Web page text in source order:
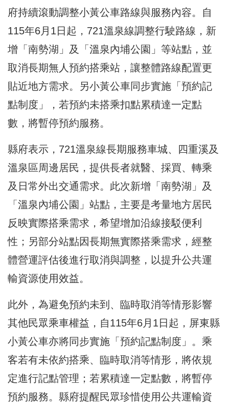
府持續滾動調整小黃公車路線與服務內容。自
115年6月1日起，721溫泉線調整行駛路線，新
增「南勢湖」及「溫泉內埔公園」等站點，並
取消長期無人預約搭乘站，讓整體路線配置更
貼近地方需求。另小黃公車同步實施「預約記
點制度」，若預約未搭乘扣點累積達一定點
數，將暫停預約服務。
縣府表示，721溫泉線長期服務車城、四重溪及
溫泉區周邊居民，提供長者就醫、採買、轉乘
及日常外出交通需求。此次新增「南勢湖」及
「溫泉內埔公園」站點，主要是考量地方居民
反映實際搭乘需求，希望增加沿線接駁便利
性；另部分站點因長期無實際搭乘需求，經整
體營運評估後進行取消與調整，以提升公共運
輸資源使用效益。
此外，為避免預約未到、臨時取消等情形影響
其他民眾乘車權益，自115年6月1日起，屏東縣
小黃公車亦將同步實施「預約記點制度」。乘
客若有未依約搭乘、臨時取消等情形，將依規
定進行記點管理；若累積達一定點數，將暫停
預約服務。縣府提醒民眾珍惜使用公共運輸資